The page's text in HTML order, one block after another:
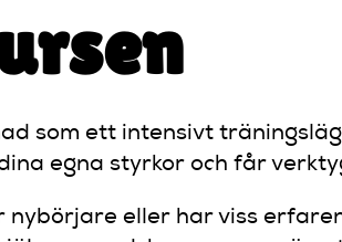
som ett intensivt
egna styrkor och får
nybörjare eller har viss